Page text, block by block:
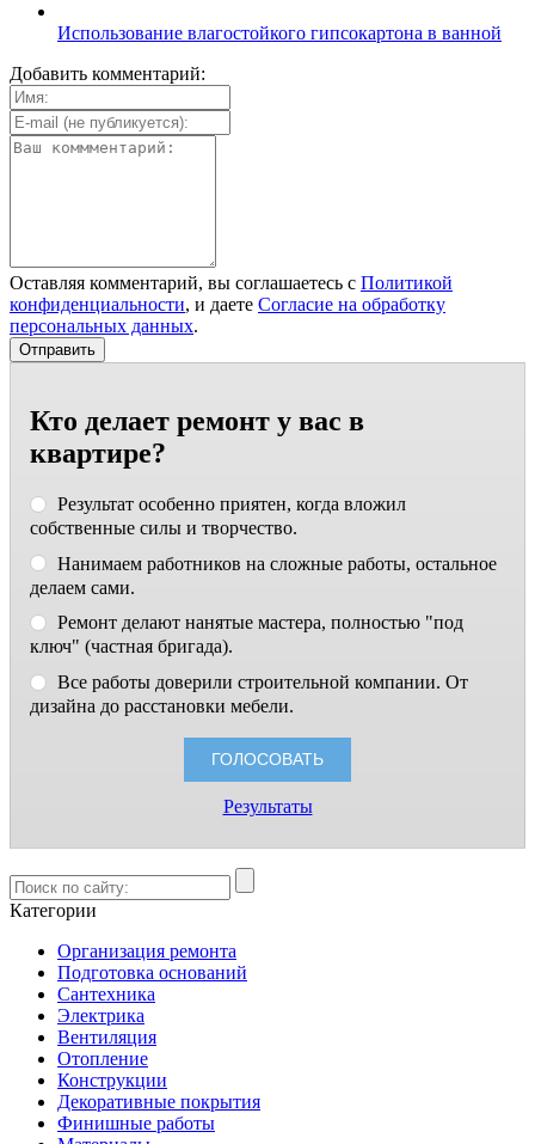
Использование влагостойкого гипсокартона в ванной
Добавить комментарий:
Оставляя комментарий, вы соглашаетесь с Политикой
конфиденциальности, и даете Согласие на обработку
персональных данных.
Кто делает ремонт у вас в
квартире?
Результат особенно приятен, когда вложил
собственные силы и творчество.
Нанимаем работников на сложные работы, остальное
делаем сами.
Ремонт делают нанятые мастера, полностью "под
ключ" (частная бригада).
Все работы доверили строительной компании. От
дизайна до расстановки мебели.
Результаты
Категории
Организация ремонта
Подготовка оснований
Сантехника
Электрика
Вентиляция
Отопление
Конструкции
Декоративные покрытия
Финишные работы